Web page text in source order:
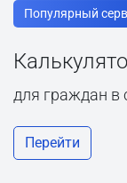
Популярный
для граждан
Перейти